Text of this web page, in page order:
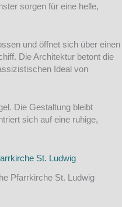
sorgen für eine helle,
und öffnet sich über einen
Die Architektur betont die
Ideal von
Die Gestaltung bleibt
sich auf eine ruhige,
Pfarrkirche St. Ludwig